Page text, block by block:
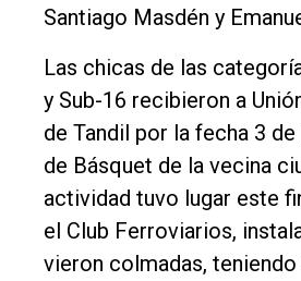
Contacto
Santiago Masdén y
Las chicas de las
y Sub-16 recibieron a
de Tandil por la fecha 3
de Básquet de la vecina
actividad tuvo lugar este
el Club Ferroviarios,
vieron colmadas,